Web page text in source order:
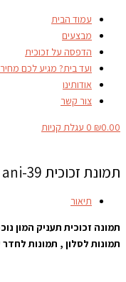
עמוד הבית
מבצעים
הדפסה על זכוכית
ועד בית? מגיע לכם
אודותינו
צור קשר
₪0.00
0 עגלת קניות
תמונת זכוכית ani-39
תיאור
תמונה זכוכית תעניק המון
תמונות לסלון , תמונות